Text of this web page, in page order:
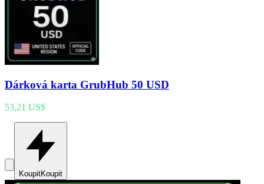
Dárková karta GrubHub 50 USD
53,21 US$
KoupitKoupit